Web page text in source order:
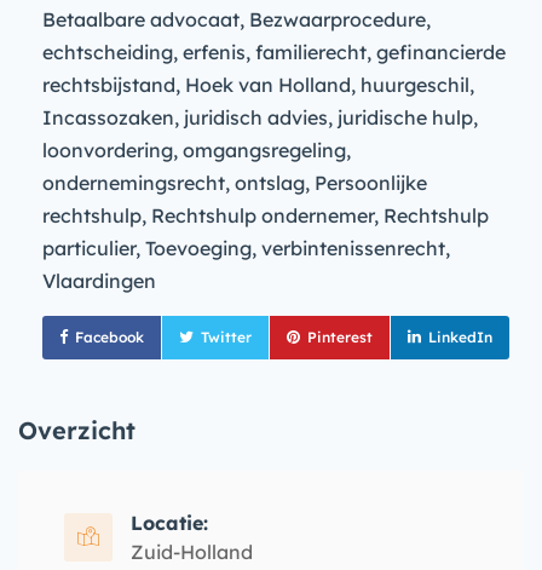
Betaalbare advocaat, Bezwaarprocedure,
echtscheiding, erfenis, familierecht, gefinancierde
rechtsbijstand, Hoek van Holland, huurgeschil,
Incassozaken, juridisch advies, juridische hulp,
loonvordering, omgangsregeling,
ondernemingsrecht, ontslag, Persoonlijke
rechtshulp, Rechtshulp ondernemer, Rechtshulp
particulier, Toevoeging, verbintenissenrecht,
Vlaardingen
Facebook Twitter Pinterest LinkedIn
Overzicht
Locatie:
Zuid-Holland